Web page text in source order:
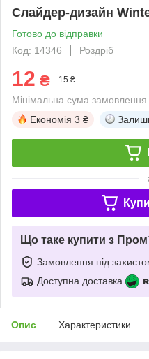
Слайдер-дизайн
Готово до відправки
Код: 14346
Роздріб
12 ₴ 15 ₴
Мінімальна сума
Економія 3 ₴
Що таке купити з
Замовлення під
Доступна доставка
Опис Характеристики